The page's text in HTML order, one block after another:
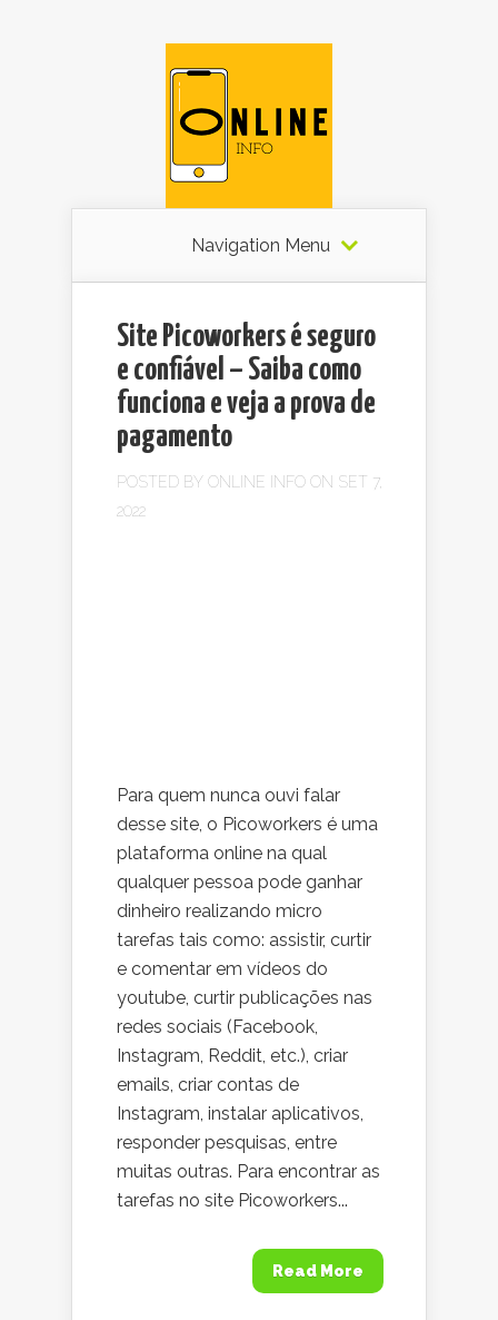
Navigation Menu
Site Picoworkers é seguro
e confiável – Saiba como
funciona e veja a prova de
pagamento
POSTED BY ONLINE INFO ON SET 7,
2022
Para quem nunca ouvi falar
desse site, o Picoworkers é uma
plataforma online na qual
qualquer pessoa pode ganhar
dinheiro realizando micro
tarefas tais como: assistir, curtir
e comentar em vídeos do
youtube, curtir publicações nas
redes sociais (Facebook,
Instagram, Reddit, etc.), criar
emails, criar contas de
Instagram, instalar aplicativos,
responder pesquisas, entre
muitas outras. Para encontrar as
tarefas no site Picoworkers...
Read More